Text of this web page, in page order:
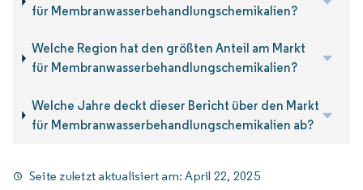
für Membranwasserbehandlungschemikalien?
Welche Region hat den größten Anteil am Markt
für Membranwasserbehandlungschemikalien?
Welche Jahre deckt dieser Bericht über den Markt
für Membranwasserbehandlungschemikalien ab?
Seite zuletzt aktualisiert am:April 22, 2025